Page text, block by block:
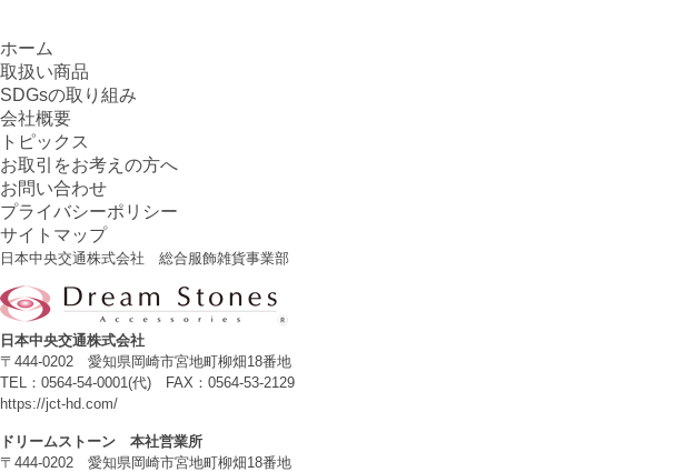
ホーム
取扱い商品
SDGsの取り組み
会社概要
トピックス
お取引をお考えの方へ
お問い合わせ
プライバシーポリシー
サイトマップ
日本中央交通株式会社 総合服飾雑貨事業部
日本中央交通株式会社
〒444-0202 愛知県岡崎市宮地町柳畑18番地
TEL：0564-54-0001(代) FAX：0564-53-2129
https://jct-hd.com/
ドリームストーン 本社営業所
〒444-0202 愛知県岡崎市宮地町柳畑18番地